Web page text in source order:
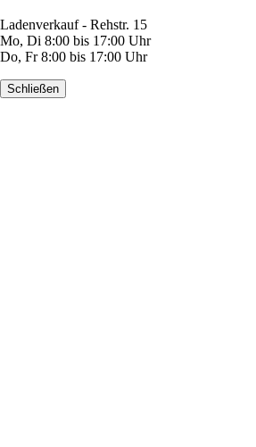
Ladenverkauf - Rehstr. 15
Mo, Di 8:00 bis 17:00 Uhr
Do, Fr 8:00 bis 17:00 Uhr
Schließen